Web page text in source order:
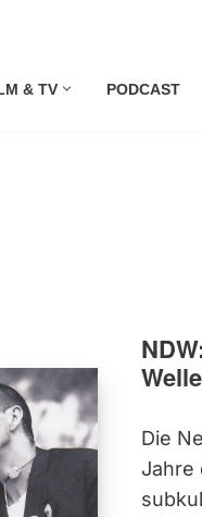
& TV PODCAST
Welle
Die
Jahre